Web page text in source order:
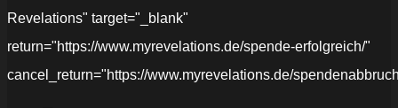
Revelations" target="_blank"
return="https://www.myrevelations.de/spende-erfolgreich/"
cancel_return="https://www.myrevelations.de/